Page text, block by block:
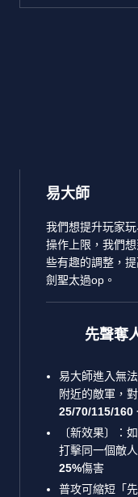
易大師
我們想提升玩家
操作上限，我們
些有趣的調整，
劍聖太過op。
先聲奪
易大師進入無
附近的敵軍，
25/70/115/160
〔新效果〕：
打擊同一個敵
25%傷害
普攻可縮短「